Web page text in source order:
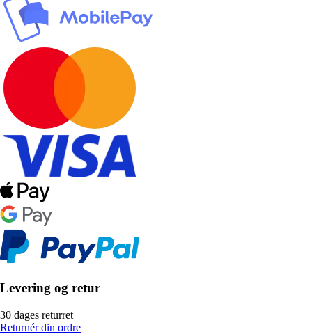
Levering og retur
30 dages returret
Returnér din ordre